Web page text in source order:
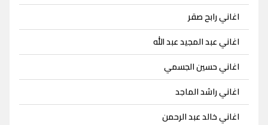
اغاني رابح صقر
اغاني عبد المجيد عبد الله
اغاني حسين الجسمي
اغاني راشد الماجد
اغاني خالد عبد الرحمن